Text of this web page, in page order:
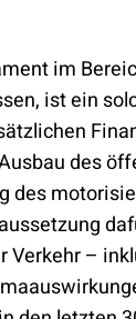
im
ist ein
des
Verkehr –